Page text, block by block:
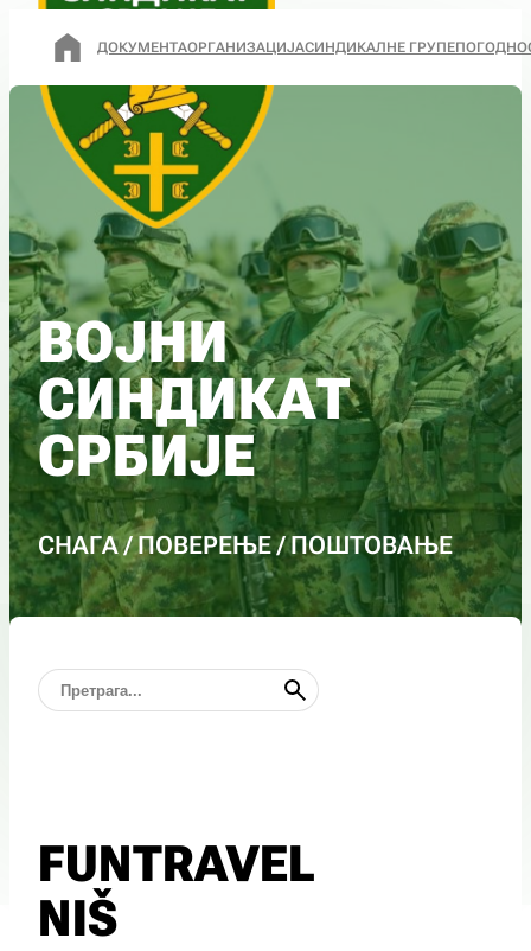
ДОКУМЕНТАОРГАНИЗАЦИЈАСИНДИКАЛНЕ ГРУПЕ
ВОЈНИ
СИНДИКАТ
СРБИЈЕ
СНАГА / ПОВЕРЕЊЕ / ПОШТОВАЊЕ
FUNTRAVEL
NIŠ